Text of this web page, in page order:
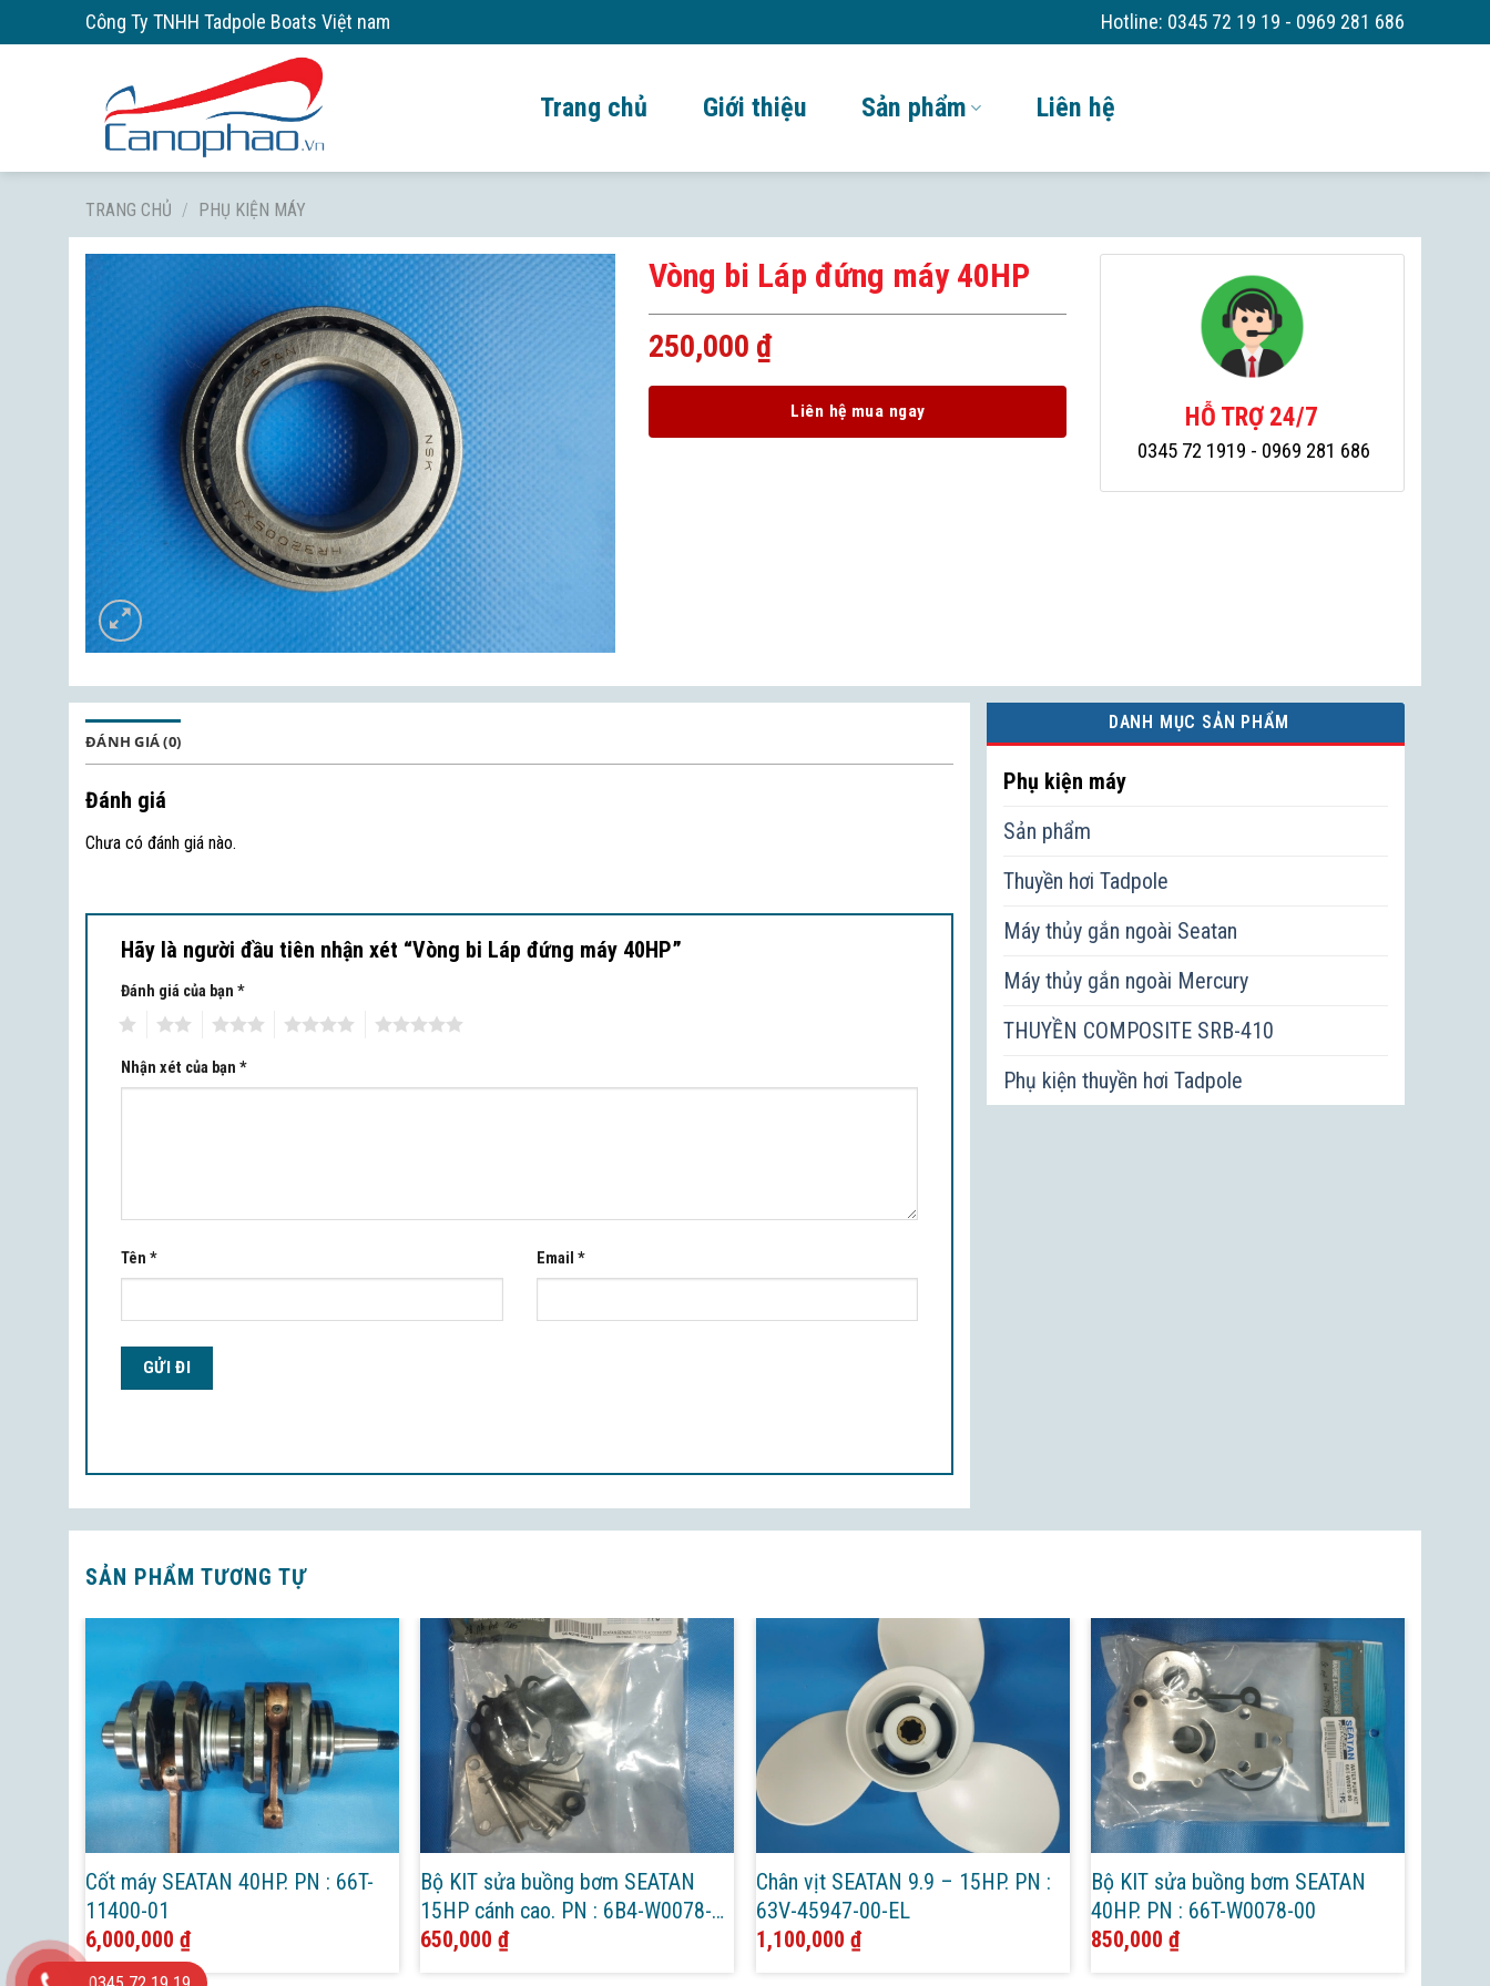
to
Công Ty TNHH Tadpole Boats Việt nam Hotline: 0345 72 19 19 - 0969 281 686
Trang chủ Giới thiệu Sản phẩm Liên hệ
TRANG CHỦ / PHỤ KIỆN MÁY
Vòng bi Láp đứng máy 40HP
250,000 ₫
Liên hệ mua ngay HỖ TRỢ 24/7
0345 72 1919 - 0969 281 686
ĐÁNH GIÁ (0)
Đánh giá
Chưa có đánh giá nào.
Hãy là người đầu tiên nhận xét “Vòng bi Láp đứng máy 40HP”
Đánh giá của bạn *
Nhận xét của bạn *
Tên * Email *
DANH MỤC SẢN PHẨM
Phụ kiện máy
Sản phẩm
Thuyền hơi Tadpole
Máy thủy gắn ngoài Seatan
Máy thủy gắn ngoài Mercury
THUYỀN COMPOSITE SRB-410
Phụ kiện thuyền hơi Tadpole
SẢN PHẨM TƯƠNG TỰ
Cốt máy SEATAN 40HP. PN : 66T-
11400-01
6,000,000 ₫
Bộ KIT sửa buồng bơm SEATAN
15HP cánh cao. PN : 6B4-W0078-
0A
650,000₫
Chân vịt SEATAN 9.9 – 15HP. PN :
63V-45947-00-EL
1,100,000 ₫
Bộ KIT sửa buồng bơm SEATAN
40HP. PN : 66T-W0078-00
850,000₫